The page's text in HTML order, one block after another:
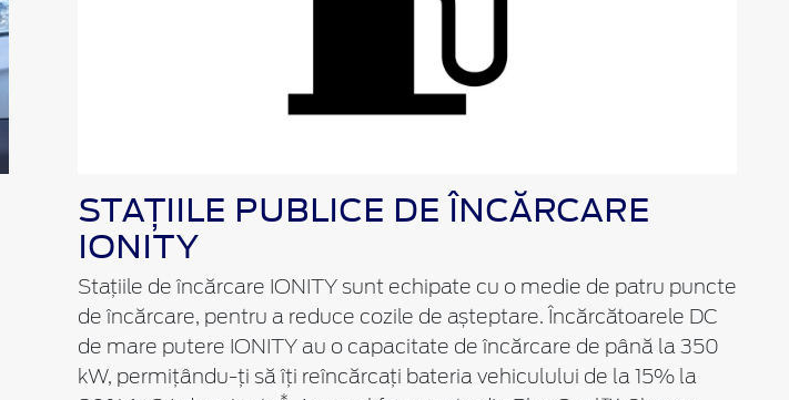
STAȚIILE PUBLICE DE ÎNCĂRCARE
IONITY
Stațiile de încărcare IONITY sunt echipate cu o medie de patru puncte
de încărcare, pentru a reduce cozile de așteptare. Încărcătoarele DC
de mare putere IONITY au o capacitate de încărcare de până la 350
kW, permițându-ți să îți reîncărcați bateria vehiculului de la 15% la